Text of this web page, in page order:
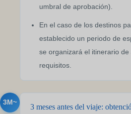
umbral de aprobación).
En el caso de los destinos
establecido un periodo de
se organizará el itinerario
requisitos.
3M~
3 meses antes del viaje: